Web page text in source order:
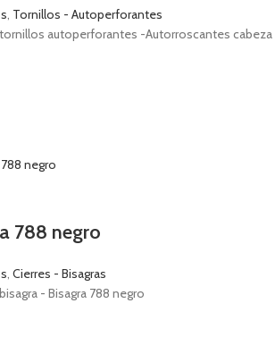
, Tornillos - Autoperforantes
autoperforantes -Autorroscantes cabeza
788 negro
,Cierres - Bisagras
- Bisagra 788 negro